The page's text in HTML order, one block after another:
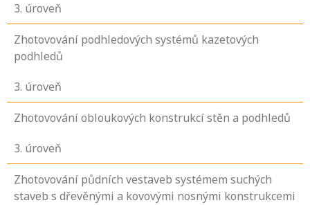
3. úroveň
Zhotovování podhledových systémů kazetových
podhledů
3. úroveň
Zhotovování obloukových konstrukcí stěn a podhledů
3. úroveň
Zhotovování půdních vestaveb systémem suchých
staveb s dřevěnými a kovovými nosnými konstrukcemi